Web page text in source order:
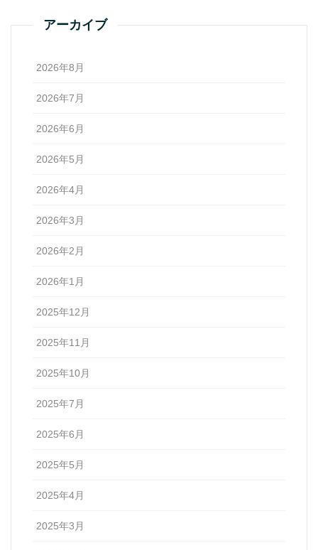
アーカイブ
2026年8月
2026年7月
2026年6月
2026年5月
2026年4月
2026年3月
2026年2月
2026年1月
2025年12月
2025年11月
2025年10月
2025年7月
2025年6月
2025年5月
2025年4月
2025年3月